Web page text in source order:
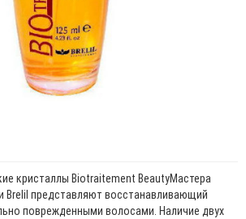
кристаллы Biotraitement BeautyМастера
Brelil представляют восстанавливающий
поврежденными волосами. Наличие двух